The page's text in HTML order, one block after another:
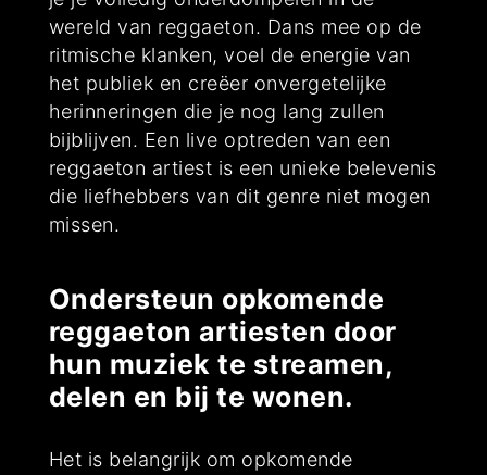
wereld van reggaeton. Dans mee op de
ritmische klanken, voel de energie van
het publiek en creëer onvergetelijke
herinneringen die je nog lang zullen
bijblijven. Een live optreden van een
reggaeton artiest is een unieke belevenis
die liefhebbers van dit genre niet mogen
missen.
Ondersteun opkomende
reggaeton artiesten door
hun muziek te streamen,
delen en bij te wonen.
Het is belangrijk om opkomende